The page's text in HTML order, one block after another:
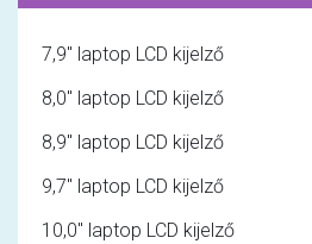
7,9" laptop LCD kijelző
8,0" laptop LCD kijelző
8,9" laptop LCD kijelző
9,7" laptop LCD kijelző
10,0" laptop LCD kijelző